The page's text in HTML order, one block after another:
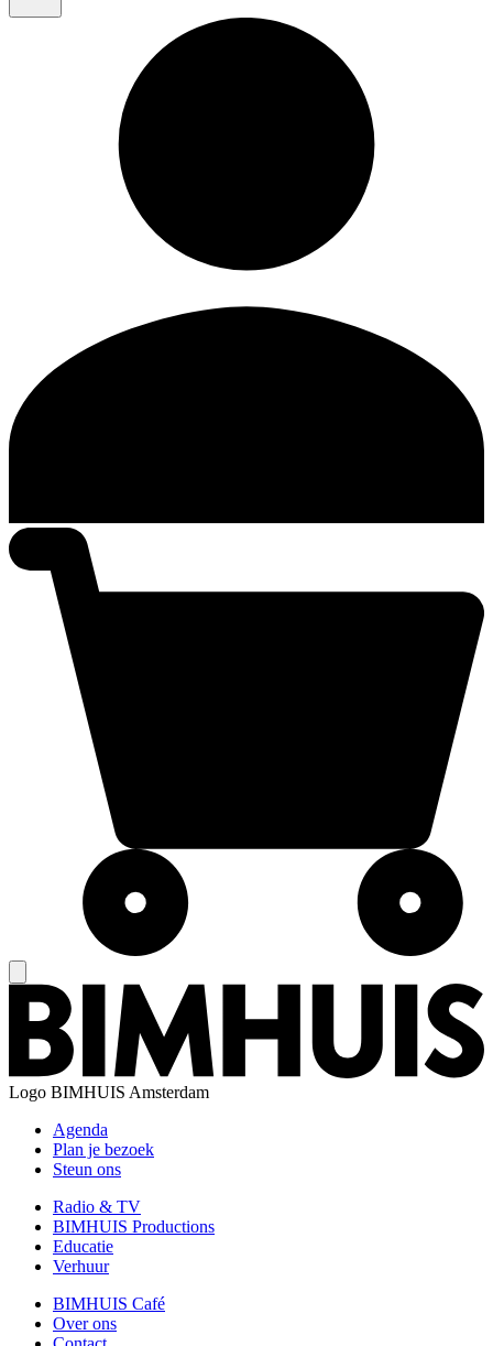
Logo BIMHUIS Amsterdam
Agenda
Plan je bezoek
Steun ons
Radio & TV
BIMHUIS Productions
Educatie
Verhuur
BIMHUIS Café
Over ons